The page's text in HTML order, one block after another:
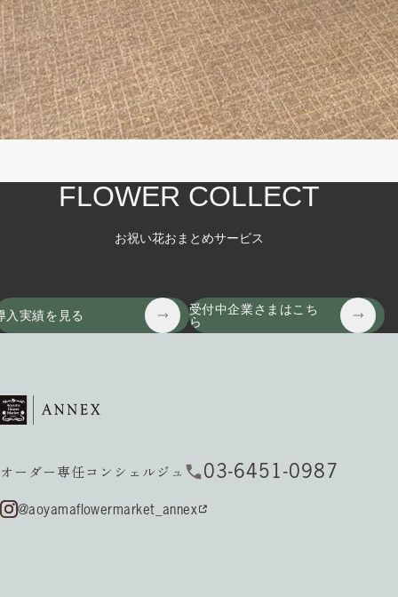
FLOWER COLLECT
お祝い花おまとめサービス
入実績を見る
受付中企業さまはこち
ら
オーダー専任コンシェルジュ 03-6451-0987
@aoyamaflowermarket_annex